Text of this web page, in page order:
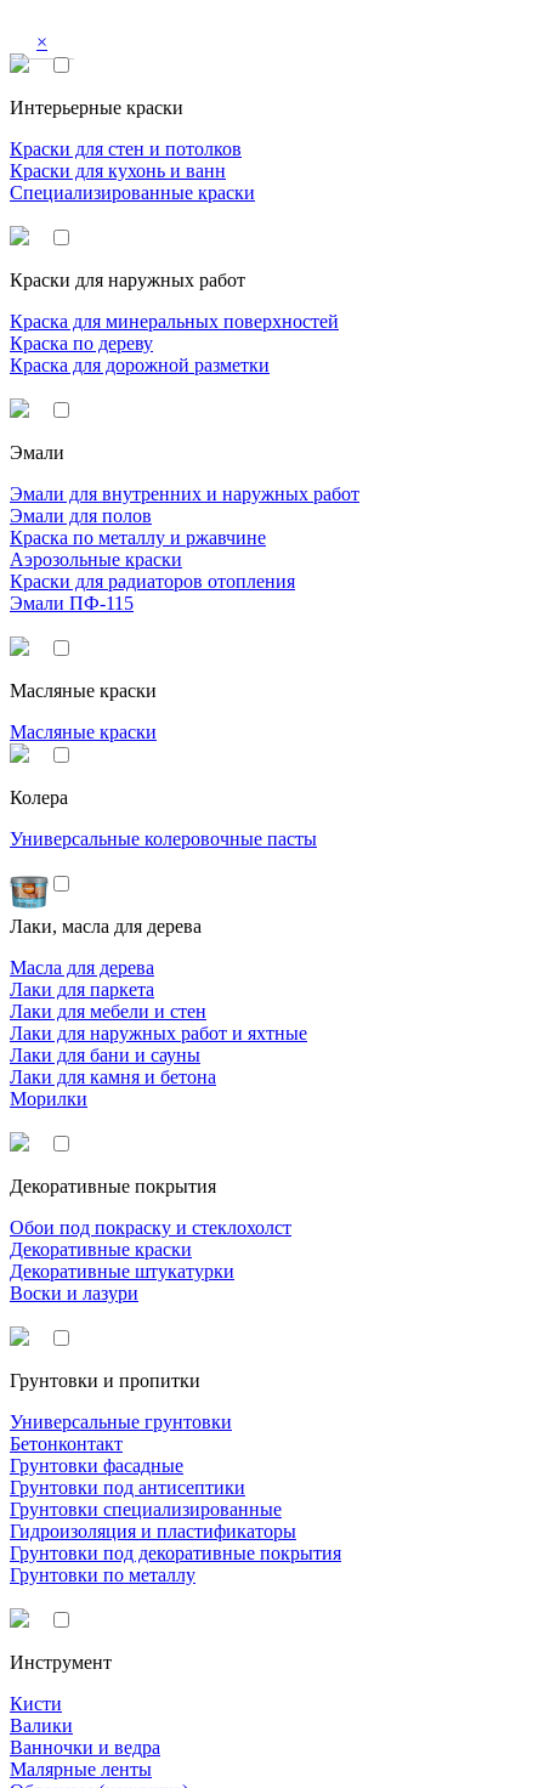
×
Интерьерные краски
Краски для стен и потолков
Краски для кухонь и ванн
Специализированные краски
Краски для наружных работ
Краска для минеральных поверхностей
Краска по дереву
Краска для дорожной разметки
Эмали
Эмали для внутренних и наружных работ
Эмали для полов
Краска по металлу и ржавчине
Аэрозольные краски
Краски для радиаторов отопления
Эмали ПФ-115
Масляные краски
Масляные краски
Колера
Универсальные колеровочные пасты
Лаки, масла для дерева
Масла для дерева
Лаки для паркета
Лаки для мебели и стен
Лаки для наружных работ и яхтные
Лаки для бани и сауны
Лаки для камня и бетона
Морилки
Декоративные покрытия
Обои под покраску и стеклохолст
Декоративные краски
Декоративные штукатурки
Воски и лазури
Грунтовки и пропитки
Универсальные грунтовки
Бетонконтакт
Грунтовки фасадные
Грунтовки под антисептики
Грунтовки специализированные
Гидроизоляция и пластификаторы
Грунтовки под декоративные покрытия
Грунтовки по металлу
Инструмент
Кисти
Валики
Ванночки и ведра
Малярные ленты